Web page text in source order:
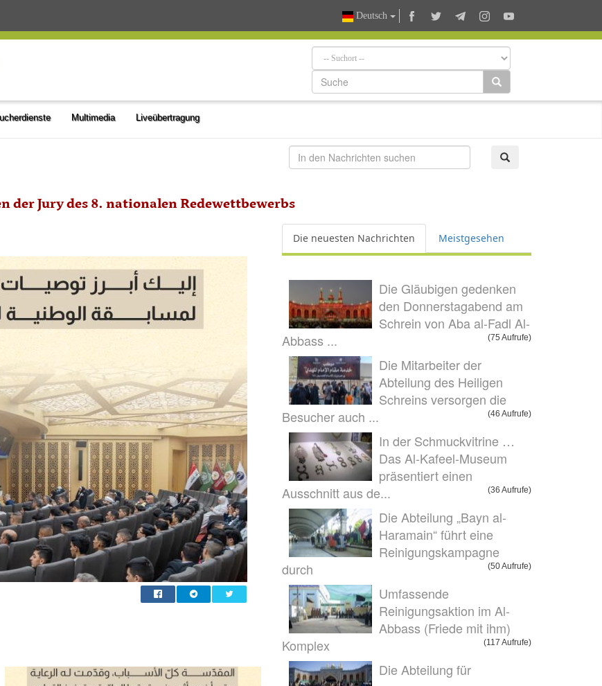
Deutsch
Multimedia Liveübertragung
Jury des 8. nationalen Redewettbewerbs
Die neuesten Nachrichten Meistgesehen
Die Gläubigen gedenken
den Donnerstagabend am
Schrein von Aba al-Fadl Al-
Abbass ...
(75 Aufrufe)
Die Mitarbeiter der
Abteilung des Heiligen
Schreins versorgen die
Besucher auch ...
(46 Aufrufe)
In der Schmuckvitrine …
Das Al-Kafeel-Museum
präsentiert einen
Ausschnitt aus de...
(36 Aufrufe)
Die Abteilung „Bayn al-
Haramain“ führt eine
Reinigungskampagne
durch
(50 Aufrufe)
Umfassende
Reinigungsaktion im Al-
Abbass (Friede mit ihm)
Komplex
(117 Aufrufe)
Die Abteilung für